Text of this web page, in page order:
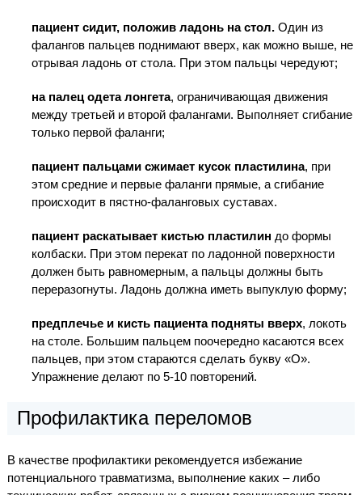
пациент сидит, положив ладонь на стол.Один из
фалангов пальцев поднимают вверх, как можно выше, не
отрывая ладонь от стола. При этом пальцы чередуют;
на палец одета лонгета, ограничивающая движения
между третьей и второй фалангами. Выполняет сгибание
только первой фаланги;
пациент пальцами сжимает кусок пластилина, при
этом средние и первые фаланги прямые, а сгибание
происходит в пястно-фаланговых суставах.
пациент раскатывает кистью пластилин до формы
колбаски. При этом перекат по ладонной поверхности
должен быть равномерным, а пальцы должны быть
переразогнуты. Ладонь должна иметь выпуклую форму;
предплечье и кисть пациента подняты вверх, локоть
на столе. Большим пальцем поочередно касаются всех
пальцев, при этом стараются сделать букву «О».
Упражнение делают по 5-10 повторений.
Профилактика переломов
В качестве профилактики рекомендуется избежание
потенциального травматизма, выполнение каких – либо